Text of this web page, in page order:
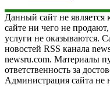
Данный сайт не
сайте ни чего не
услуги не оказываются.
новостей RSS канала
newsru.com. Материалы
ответственность за
Администрация сайта не